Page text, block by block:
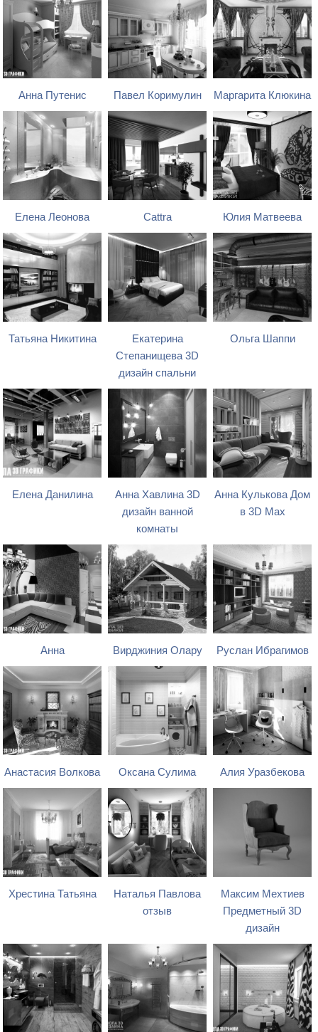
Анна Путенис Павел Коримулин Маргарита Клюкина
Елена Леонова Cattra Юлия Матвеева
Татьяна Никитина
Екатерина
Степанищева 3D
дизайн спальни
Ольга Шаппи
Елена Данилина
Анна Хавлина 3D
дизайн ванной
комнаты
Анна Кулькова Дом
в 3D Max
Анна Вирджиния Олару Руслан Ибрагимов
Анастасия Волкова Оксана Сулима Алия Уразбекова
Хрестина Татьяна
Наталья Павлова
отзыв
Максим Мехтиев
Предметный 3D
дизайн